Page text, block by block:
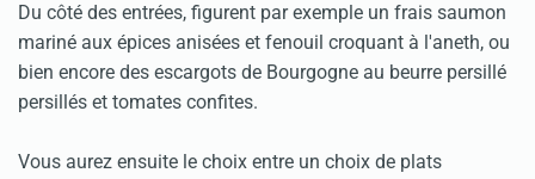
Du côté des entrées, figurent par exemple un frais saumon
mariné aux épices anisées et fenouil croquant à l'aneth, ou
bien encore des escargots de Bourgogne au beurre persillé
persillés et tomates confites.
Vous aurez ensuite le choix entre un choix de plats